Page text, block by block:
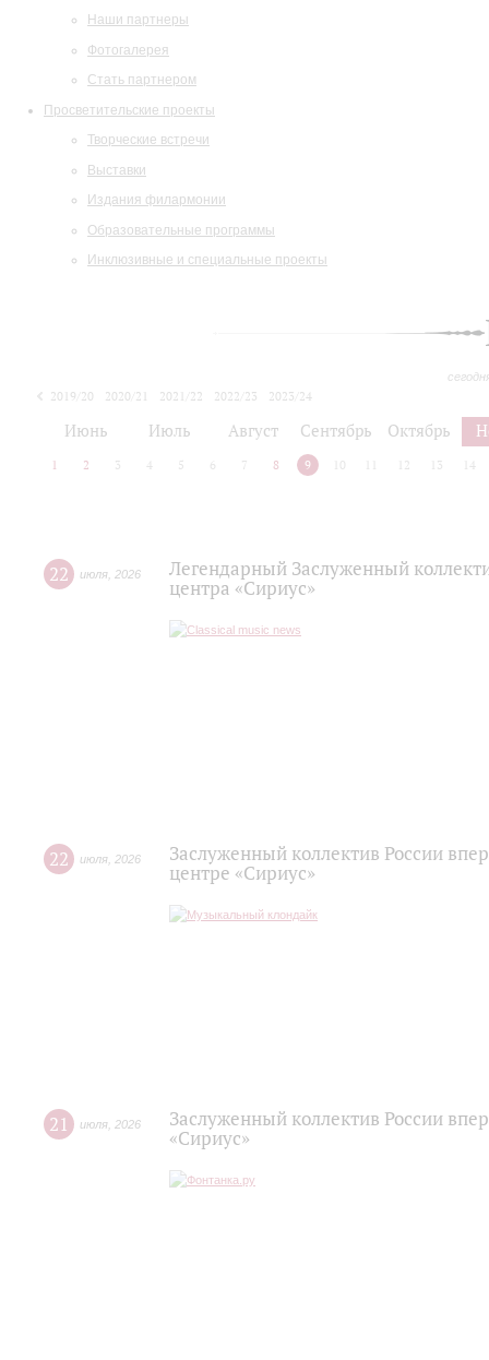
Наши партнеры
Фотогалерея
Стать партнером
Просветительские проекты
Творческие встречи
Выставки
Издания филармонии
Образовательные программы
Инклюзивные и специальные проекты
2019/20 2020/21 2021/22 2022/23
2023/24
Июнь Июль Август Сентябрь Октябрь
1 2 3 4 5 6 7 8 9 10 12 13 14
22 июля 2026
Легендарный Заслуженный
центра «Сириус»
22 июля 2026
Заслуженный коллектив России
центре «Сириус»
21 июля 2026
Заслуженный коллектив России
«Сириус»